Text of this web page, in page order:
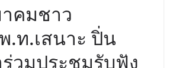
คมชาว
.ท.เสนาะ ปิ่น
ร่วมประชุมรับฟัง